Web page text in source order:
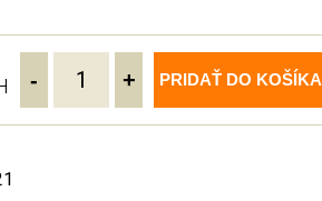
- + PRIDAŤ DO KOŠÍKA